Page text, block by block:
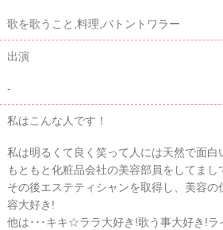
歌を歌うこと,料理,バトントワラー
出演
-
私はこんな人です！
私は明るくて良く笑って人には天然で面白
もともと化粧品会社の美容部員をしてまし
その後エステティシャンを取得し、美容の
容大好き!
他は･･･キキ☆ララ大好き!歌う事大好き!ラ